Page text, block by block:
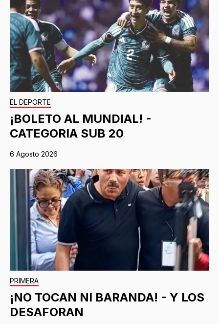
EL DEPORTE
¡BOLETO AL MUNDIAL! -
CATEGORIA SUB 20
6 Agosto 2026
PRIMERA
¡NO TOCAN NI BARANDA! - Y LOS
DESAFORAN